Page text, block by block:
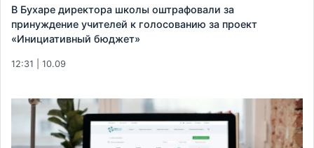
В Бухаре директора школы оштрафовали за
принуждение учителей к голосованию за проект
«Инициативный бюджет»
12:31 | 10.09